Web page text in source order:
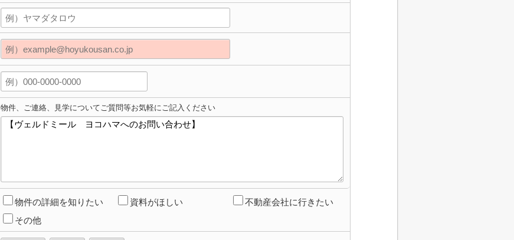
物件、ご連絡、見学についてご質問等お気軽にご記入ください
物件の詳細を知りたい 資料がほしい
不動産会社に行きたい
その他